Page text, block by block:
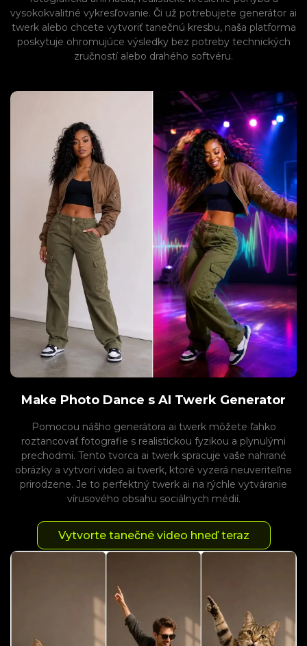
vysokokvalitné vykresľovanie. Či už potrebujete generátor ai
twerk alebo chcete vytvoriť tanečnú kresbu, naša platforma
poskytuje ohromujúce výsledky bez potreby technických
zručností alebo drahého softvéru.
Make Photo Dance s AI Twerk Generator
Pomocou nášho generátora ai twerk môžete ľahko
roztancovať fotografie s realistickou fyzikou a plynulými
prechodmi. Tento tvorca ai twerk spracuje vaše nahrané
obrázky a vytvorí video ai twerk, ktoré vyzerá neuveriteľne
prirodzene. Je to perfektný twerk ai na rýchle vytváranie
vírusového obsahu sociálnych médií.
Vytvorte tanečné video hneď teraz